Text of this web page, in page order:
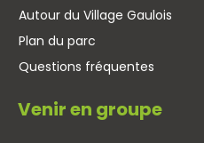
Autour du Village Gaulois
Plan du parc
Questions fréquentes
Venir en groupe